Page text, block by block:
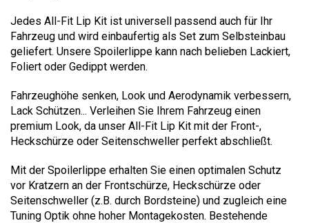
Jedes All-Fit Lip Kit ist universell passend auch für Ihr
Fahrzeug und wird einbaufertig als Set zum Selbsteinbau
geliefert. Unsere Spoilerlippe kann nach belieben Lackiert,
Foliert oder Gedippt werden.
Fahrzeughöhe senken, Look und Aerodynamik verbessern,
Lack Schützen... Verleihen Sie Ihrem Fahrzeug einen
premium Look, da unser All-Fit Lip Kit mit der Front-,
Heckschürze oder Seitenschweller perfekt abschließt.
Mit der Spoilerlippe erhalten Sie einen optimalen Schutz
vor Kratzern an der Frontschürze, Heckschürze oder
Seitenschweller (z.B. durch Bordsteine) und zugleich eine
Tuning Optik ohne hoher Montagekosten. Bestehende